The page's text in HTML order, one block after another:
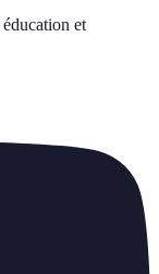
éducation et